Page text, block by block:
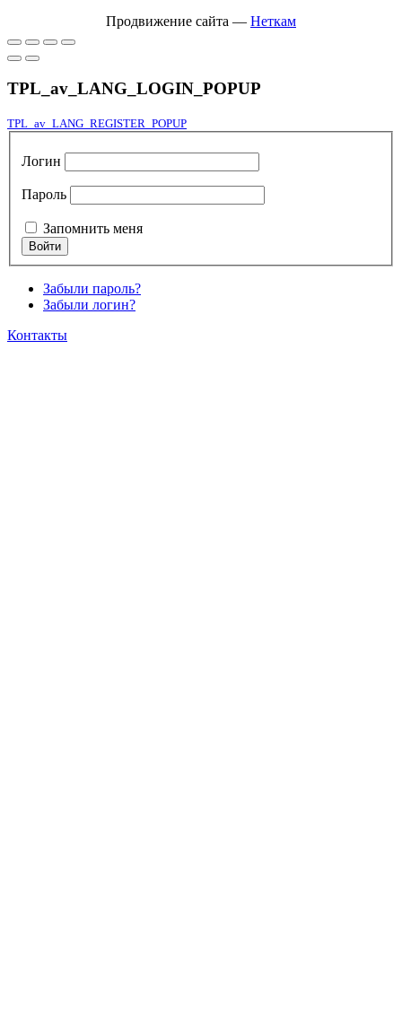
Продвижение сайта — Неткам
TPL_av_LANG_LOGIN_POPUP
TPL_av_LANG_REGISTER_POPUP
Логин
Пароль
Запомнить меня
Забыли пароль?
Забыли логин?
Контакты